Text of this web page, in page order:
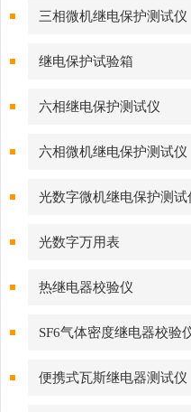
三相微机继电保护测试仪
继电保护试验箱
六相继电保护测试仪
六相微机继电保护测试仪
光数字微机继电保护测试
光数字万用表
热继电器校验仪
SF6气体密度继电器校验
便携式瓦斯继电器测试仪